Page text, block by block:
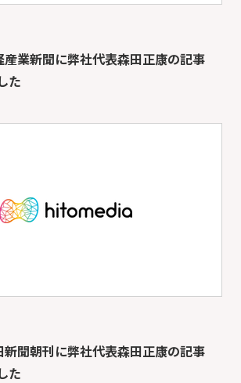
産業新聞に弊社代表森田正康の記事
た
新聞朝刊に弊社代表森田正康の記事
た